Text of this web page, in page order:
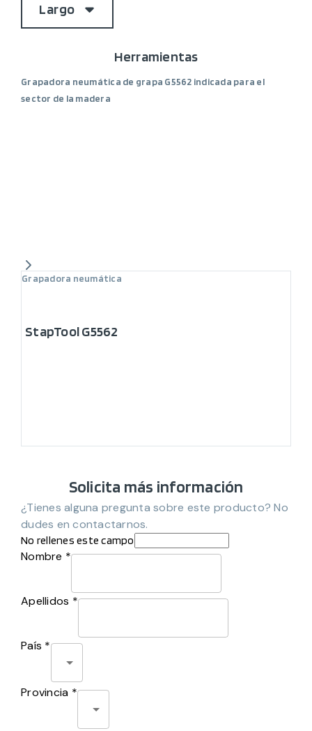
Largo
Herramientas
Grapadora neumática de grapa G5562 indicada para el
sector de la madera
Grapadora neumática
StapTool G5562
Solicita más información
¿Tienes alguna pregunta sobre este producto? No
dudes en contactarnos.
No rellenes este campo
Nombre *
Apellidos *
País *
Provincia *